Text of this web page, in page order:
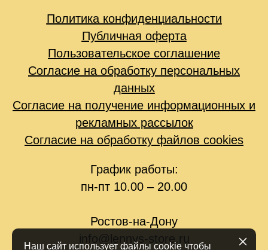
Политика конфиденциальности
Публичная оферта
Пользовательское соглашение
Согласие на обработку персональных
данных
Согласие на получение информационных и
рекламных рассылок
Согласие на обработку файлов cookies
График работы:
пн-пт 10.00 – 20.00
Ростов-на-Дону
info@lennys-store.ru
Наш сайт использует файлы cookie чтобы